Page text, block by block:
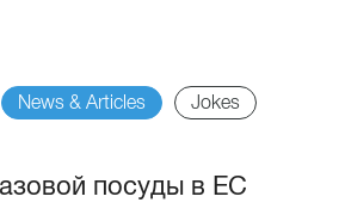
News & Articles Jokes
посуды в ЕС